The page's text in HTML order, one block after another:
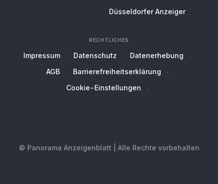
Düsseldorfer Anzeiger
RECHTLICHES
Impressum Datenschutz
Datenerhebung
AGB
Barrierefreiheitserklärung
Cookie-Einstellungen
© Panorama Anzeigenblatt | Alle Rechte vorbehalten